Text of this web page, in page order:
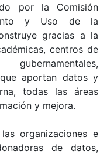
por la Comisión
y Uso de la
gracias a la
centros de
gubernamentales,
aportan datos y
todas las áreas
y mejora.
organizaciones e
de datos,